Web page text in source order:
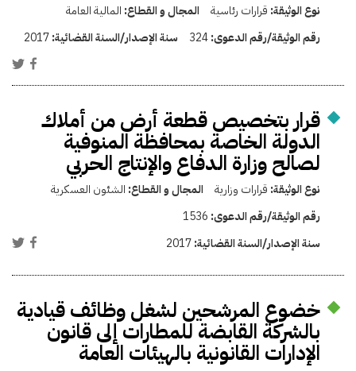
نوع الوثيقة: قرارات رئاسية المجال و القطاع: المالية العامة
رقم الوثيقة/رقم الدعوى:324 سنة الإصدار/السنة القضائية:2017
قرار بتخصيص قطعة أرض من أملاك
الدولة الخاصة بمحافظة المنوفية
لصالح وزارة الدفاع والإنتاج الحربي
نوع الوثيقة: قرارات وزارية المجال و القطاع: الشئون العسكرية
رقم الوثيقة/رقم الدعوى: 1536
سنة الإصدار/السنة القضائية:2017
خضوع المرشحين لشغل وظائف قيادية
بالشركة القابضة للمطارات إلى قانون
الإدارات القانونية بالهيئات العامة